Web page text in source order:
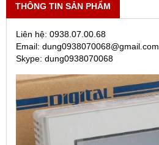
THÔNG TIN SẢN PHẨM
Liên hệ: 0938.07.00.68
Email: dung0938070068@gmail.com
Skype: dung0938070068